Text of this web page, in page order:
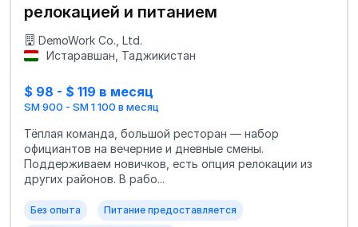
релокацией и питанием
DemoWork Co., Ltd.
Истаравшан, Таджикистан
$ 98 - $ 119 в месяц
SM 900 - SM 1 100 в месяц
Тёплая команда, большой ресторан — набор
официантов на вечерние и дневные смены.
Поддерживаем новичков, есть опция релокации из
других районов. В рабо...
Без опыта Питание предоставляется